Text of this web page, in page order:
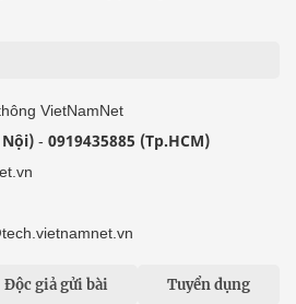
VietNamNet
Nội) - 0919435885 (Tp.HCM)
Độc giả gửi bài Tuyển dụng